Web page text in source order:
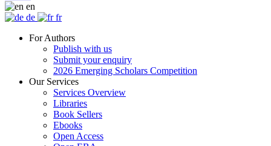
en
de
fr
For Authors
Publish with us
Submit your enquiry
2026 Emerging Scholars Competition
Our Services
Services Overview
Libraries
Book Sellers
Ebooks
Open Access